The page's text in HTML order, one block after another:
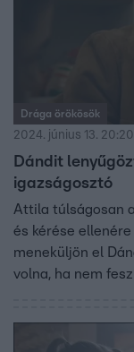
Drága örökösök
2024. június 13. 20:20
Dándit
igazságosztó
Attila túlságosan
és kérése
meneküljön el
volna, ha nem